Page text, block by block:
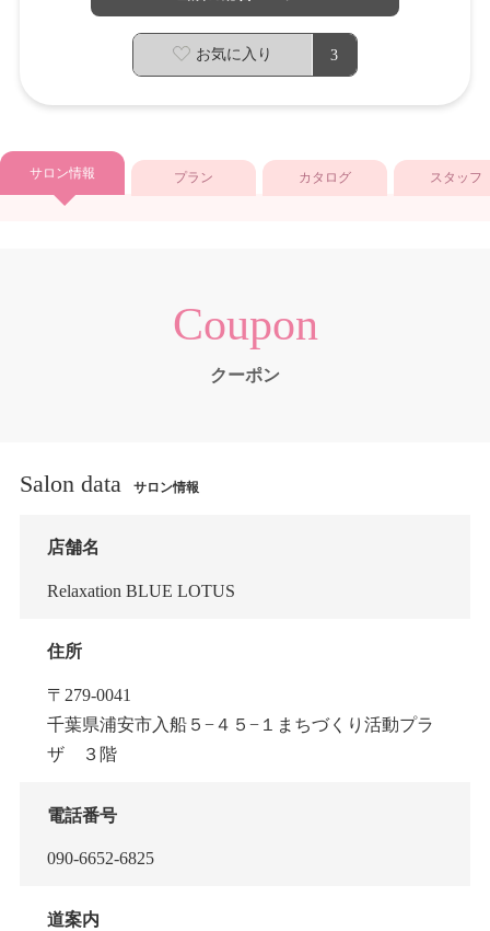
お気に入り 3
サロン情報 プラン カタログ スタッフ
Coupon
クーポン
Salon data サロン情報
店舗名
Relaxation BLUE LOTUS
住所
〒279-0041
千葉県浦安市入船５−４５−１まちづくり活動プラ
ザ ３階
電話番号
090-6652-6825
道案内